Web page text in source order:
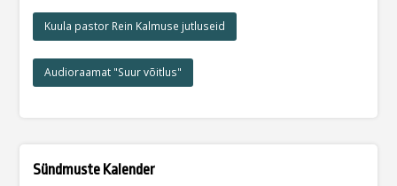
Kuula pastor Rein Kalmuse jutluseid
Audioraamat "Suur võitlus"
Sündmuste Kalender